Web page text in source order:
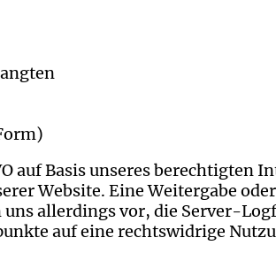
auf Basis unseres berechtigten
Website. Eine Weitergabe
allerdings vor, die Server-
auf eine rechtswidrige